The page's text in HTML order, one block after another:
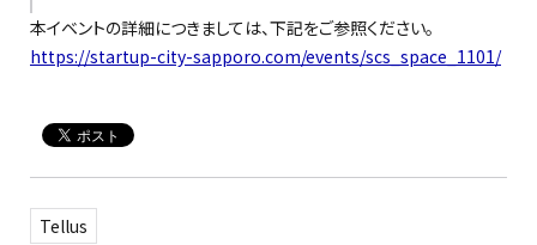
本イベントの詳細につきましては、下記をご参照ください。
https://startup-city-sapporo.com/events/scs_space_1101/
Tellus